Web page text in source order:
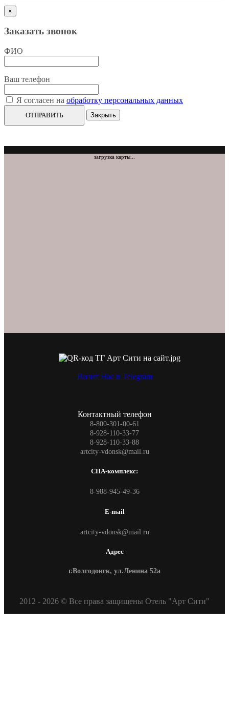
×
Заказать звонок
ФИО
Ваш телефон
Я согласен на обработку персональных данных
ОТПРАВИТЬ Закрыть
загрузка карты...
Визит Нас в Telegram
Контактный телефон
8-800-301-00-61
8-928-110-33-77
8-928-110-33-88
artcity-vdonsk@mail.ru
СПА-комплекс:
8-988-945-49-36
E-mail
artcity-vdonsk@mail.ru
Адрес
г.Волгодонск, ул.Ленина 52а
2012 - 2026 © Все права защищены Отель "Арт Сити"